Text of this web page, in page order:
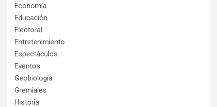
Economía
Educación
Electoral
Entretenimiento
Espectáculos
Eventos
Geobiología
Gremiales
Historia